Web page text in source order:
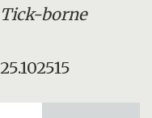
borne